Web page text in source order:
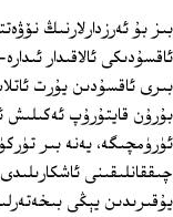
بىز بۇ ئەرزدارلارنىڭ
ئاقسۇدىكى ئالاقىدار
بۇرۇن قايتۇرۇپ
ئۈرۈمچىگە، يەنە بىر
چىققانلىقىنى
يۇقىرىدىن يېڭى